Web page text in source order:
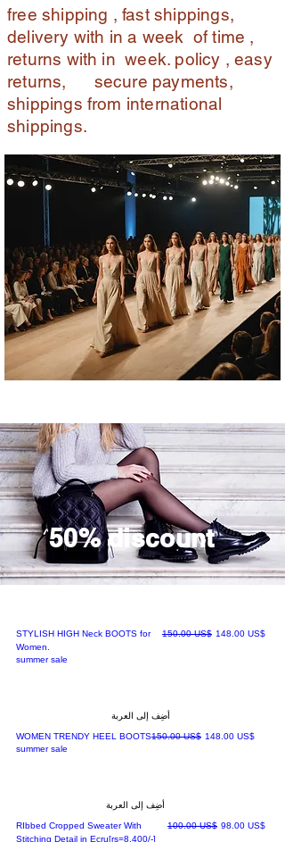
free shipping , fast shippings,
delivery with in a week of time ,
returns with in week. policy , easy
returns, secure payments,
shippings from international
shippings.
50% discount
STYLISH HIGH Neck BOOTS for
Women.
سعر عادي‏150.00 US$ سعر البيع‏148.00 US$
summer sale
أضِف إلى العربة
WOMEN TRENDY HEEL BOOTSسعر عادي‏150.00 US$ سعر البيع‏148.00 US$
summer sale
أضِف إلى العربة
RIbbed Cropped Sweater With
Stitching Detail in Ecru[rs=8,400/-]
سعر عادي‏100.00 US$ سعر البيع‏98.00 US$